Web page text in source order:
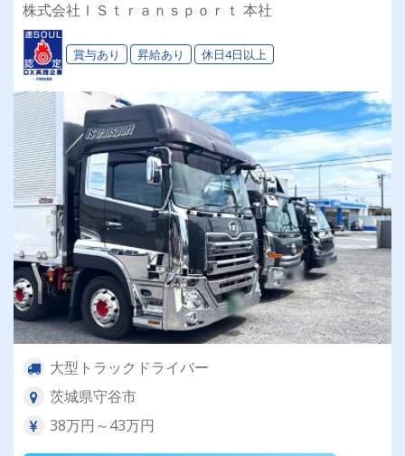
ー便・定期便）選択OK◎30代～50代の男女27名
活躍中♫転職は働き方を見つめ直すチャンスで
す‼
株式会社ＩＳｔｒａｎｓｐｏｒｔ 本社
賞与あり 昇給あり 休日4日以上
大型トラックドライバー
茨城県守谷市
38万円～43万円